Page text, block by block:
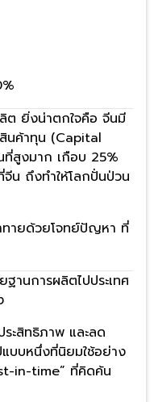
ต ยิ่งน่าตกใจคือ จีนมี
นค้าทุน (Capital
สูงมาก เกือบ 25%
น ถึงทำให้โลกปั่นป่วน
ทายด้วยโจทย์ปัญหา ที่
านการผลิตไปประเทศ
ะสิทธิภาพ และลด
บบหนึ่งที่นิยมใช้อย่าง
in-time” ที่คิดค้น